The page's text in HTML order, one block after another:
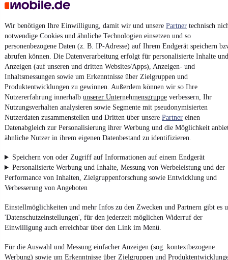
Wir benötigen Ihre Einwilligung, damit wir und unsere Partner technisch
notwendige Cookies und ähnliche Technologien einsetzen und so
personenbezogene Daten (z. B. IP-Adresse) auf Ihrem Endgerät speichern
abrufen können. Die Datenverarbeitung erfolgt für personalisierte Inhalte und
Anzeigen (auf unseren und dritten Websites/Apps), Anzeigen- und
Inhaltsmessungen sowie um Erkenntnisse über Zielgruppen und
Produktentwicklungen zu gewinnen. Außerdem können wir so Ihre
Nutzererfahrung innerhalb unserer Unternehmensgruppe verbessern, Ihr
Nutzungsverhalten analysieren sowie Segmente mit pseudonymisierten
Nutzerdaten zusammenstellen und Dritten über unsere Partner einen
Datenabgleich zur Personalisierung ihrer Werbung und die Möglichkeit
ähnliche Nutzer in ihrem eigenen Datenbestand zu identifizieren.
Speichern von oder Zugriff auf Informationen auf einem Endgerät
Personalisierte Werbung und Inhalte, Messung von Werbeleistung und der
Performance von Inhalten, Zielgruppenforschung sowie Entwicklung und
Verbesserung von Angeboten
Einstellmöglichkeiten und mehr Infos zu den Zwecken und Partnern gibt es
'Datenschutzeinstellungen', für den jederzeit möglichen Widerruf der
Einwilligung auch erreichbar über den Link im Menü.
Für die Auswahl und Messung einfacher Anzeigen (sog. kontextbezogene
Werbung) sowie um Erkenntnisse über Zielgruppen und
EZ 05/2014•127.380 km•81 kW (110 PS)•Diesel
Kontakt
Zurück
1/8
1
3
4
...
¹MwSt. ausweisbar